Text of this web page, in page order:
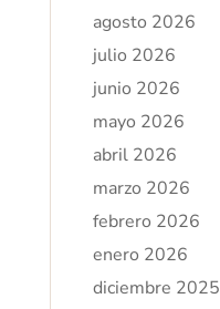
agosto 2026
julio 2026
junio 2026
mayo 2026
abril 2026
marzo 2026
febrero 2026
enero 2026
diciembre 2025